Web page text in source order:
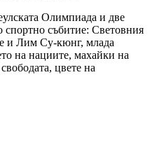
Олимпиада и две
спортно събитие: Световния
и Лим Су-кюнг, млада
на нациите, махайки на
цвете на